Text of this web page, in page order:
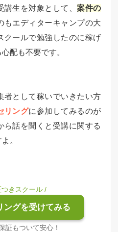
講生を対象として、案件の
もエディターキャンプの大
クールで勉強したのに稼げ
配も不要です。
者として稼いでいきたい方
リングに参加してみるのが
ら話を聞くと受講に関する
。
きスクール /
ングを受けてみる
証もついて安心！